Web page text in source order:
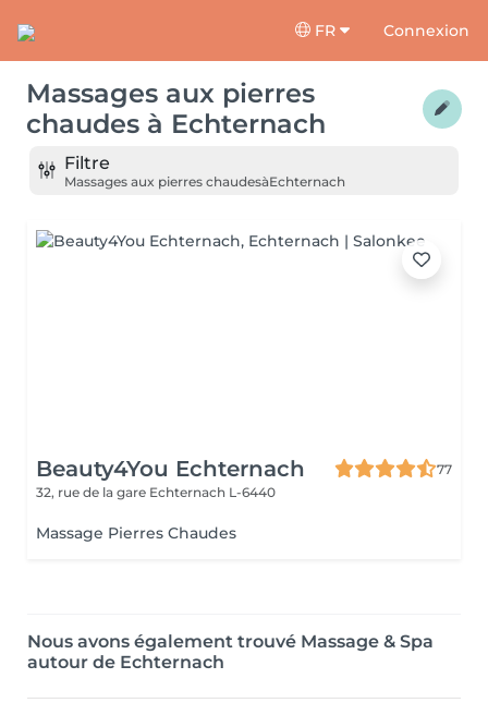
FR Connexion
Massages aux pierres
chaudes à Echternach
Filtre
Massages aux pierres chaudesàEchternach
Beauty4You Echternach
77
32, rue de la gare Echternach L-6440
Massage Pierres Chaudes
Nous avons également trouvé Massage & Spa
autour de Echternach